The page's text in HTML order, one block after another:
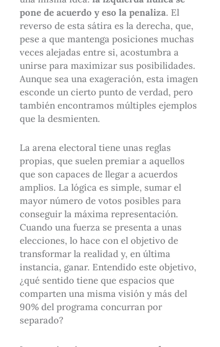
pone de acuerdo y eso la penaliza. El
reverso de esta sátira es la derecha, que,
pese a que mantenga posiciones muchas
veces alejadas entre si, acostumbra a
unirse para maximizar sus posibilidades.
Aunque sea una exageración, esta imagen
esconde un cierto punto de verdad, pero
también encontramos múltiples ejemplos
que la desmienten.
La arena electoral tiene unas reglas
propias, que suelen premiar a aquellos
que son capaces de llegar a acuerdos
amplios. La lógica es simple, sumar el
mayor número de votos posibles para
conseguir la máxima representación.
Cuando una fuerza se presenta a unas
elecciones, lo hace con el objetivo de
transformar la realidad y, en última
instancia, ganar. Entendido este objetivo,
¿qué sentido tiene que espacios que
comparten una misma visión y más del
90% del programa concurran por
separado?